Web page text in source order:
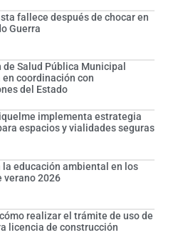
fallece después de chocar en
Guerra
de Salud Pública Municipal
coordinación con
del Estado
implementa estrategia
espacios y vialidades seguras
la educación ambiental en los
verano 2026
realizar el trámite de uso de
licencia de construcción